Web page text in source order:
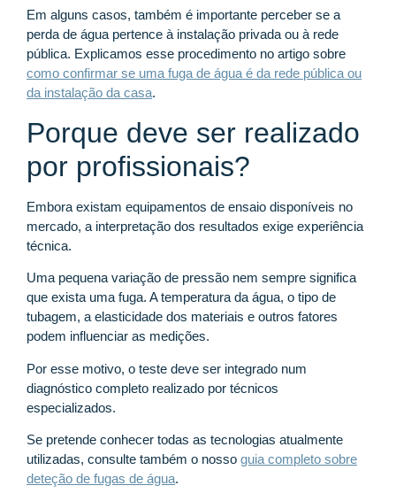
Em alguns casos, também é importante perceber se a
perda de água pertence à instalação privada ou à rede
pública. Explicamos esse procedimento no artigo sobre
como confirmar se uma fuga de água é da rede pública ou
da instalação da casa.
Porque deve ser realizado
por profissionais?
Embora existam equipamentos de ensaio disponíveis no
mercado, a interpretação dos resultados exige experiência
técnica.
Uma pequena variação de pressão nem sempre significa
que exista uma fuga. A temperatura da água, o tipo de
tubagem, a elasticidade dos materiais e outros fatores
podem influenciar as medições.
Por esse motivo, o teste deve ser integrado num
diagnóstico completo realizado por técnicos
especializados.
Se pretende conhecer todas as tecnologias atualmente
utilizadas, consulte também o nosso guia completo sobre
deteção de fugas de água.